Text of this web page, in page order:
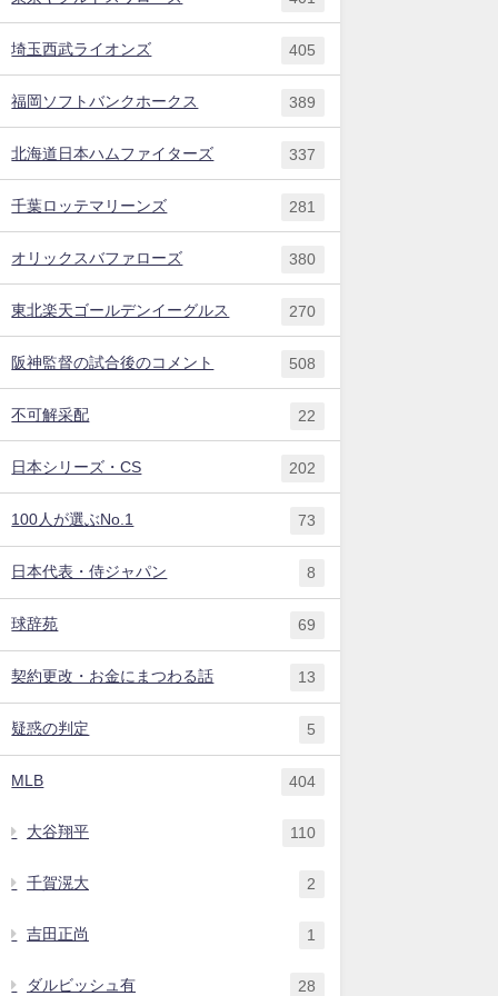
埼玉西武ライオンズ 405
福岡ソフトバンクホークス 389
北海道日本ハムファイターズ 337
千葉ロッテマリーンズ 281
オリックスバファローズ 380
東北楽天ゴールデンイーグルス 270
阪神監督の試合後のコメント 508
不可解采配 22
日本シリーズ・CS 202
100人が選ぶNo.1 73
日本代表・侍ジャパン 8
球辞苑 69
契約更改・お金にまつわる話 13
疑惑の判定 5
MLB 404
大谷翔平 110
千賀滉大 2
吉田正尚 1
ダルビッシュ有 28